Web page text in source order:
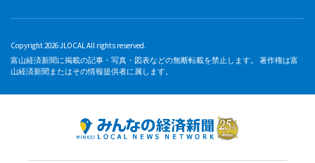
Copyright 2026 JLOCAL All rights reserved.
富山経済新聞に掲載の記事・写真・図表などの無断転載を禁止します。 著作権は富
山経済新聞またはその情報提供者に属します。